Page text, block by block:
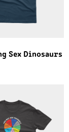
Sex Dinosaurs